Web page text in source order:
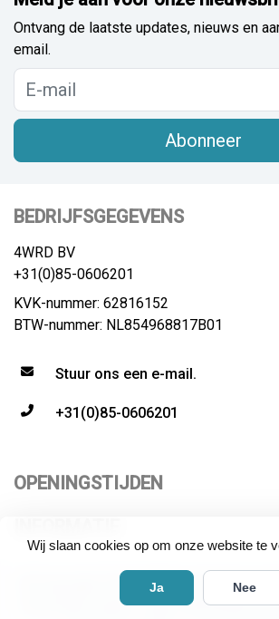
Wij slaan cookies op om onze website te
Ja Nee
Ontvang de laatste updates, nieuws en
email.
Abonneer
BEDRIJFSGEGEVENS
4WRD BV
+31(0)85-0606201
KVK-nummer: 62816152
BTW-nummer: NL854968817B01
Stuur ons een e-mail.
+31(0)85-0606201
OPENINGSTIJDEN
© Copyright 2026 4WRD | distributeur
All product names, logos and brands